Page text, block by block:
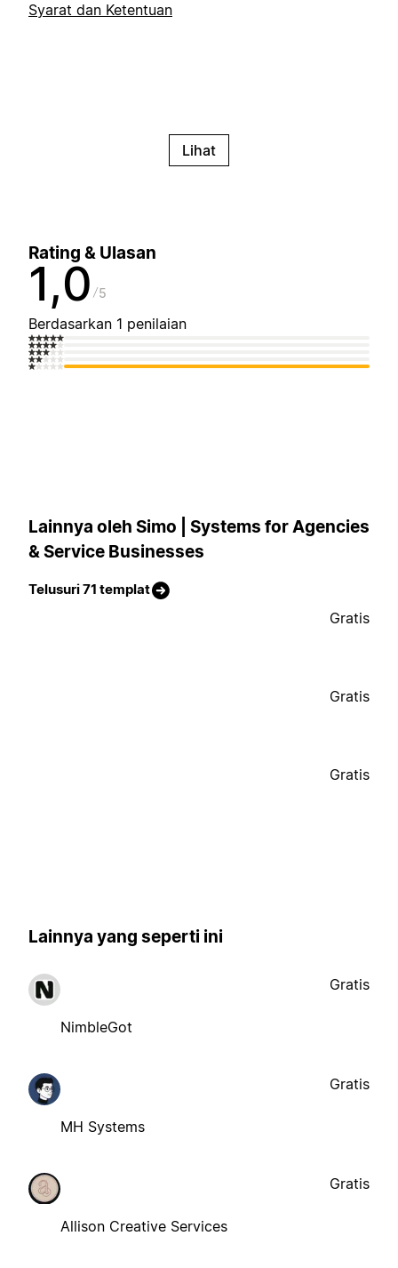
Syarat dan Ketentuan
Lihat
Rating & Ulasan
1,0 5
Berdasarkan 1 penilaian
Lainnya oleh Simo | Systems for Agencies
& Service Businesses
Telusuri 71 templat
Gratis
Gratis
Gratis
Lainnya yang seperti ini
NimbleGot
Gratis
MH Systems
Gratis
Allison Creative Services
Gratis